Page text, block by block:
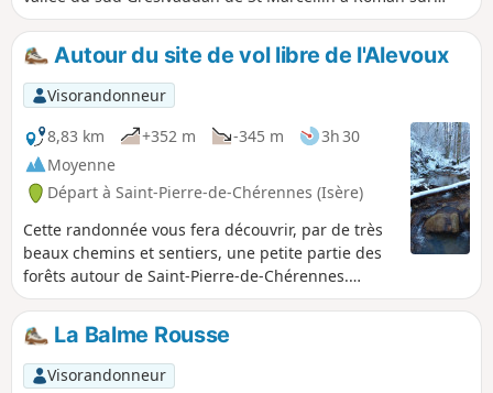
Isère.
Autour du site de vol libre de l'Alevoux
Visorandonneur
8,83 km
+352 m -345 m
3h 30
Moyenne
Départ à Saint-Pierre-de-Chérennes (Isère)
Cette randonnée vous fera découvrir, par de très
beaux chemins et sentiers, une petite partie des
forêts autour de Saint-Pierre-de-Chérennes.
D'accès facile, cette randonnée vous émerveillera
de part sa diversité de paysages.
La Balme Rousse
Visorandonneur